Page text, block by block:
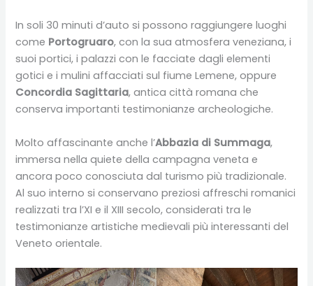
In soli 30 minuti d’auto si possono raggiungere luoghi
come Portogruaro, con la sua atmosfera veneziana, i
suoi portici, i palazzi con le facciate dagli elementi
gotici e i mulini affacciati sul fiume Lemene, oppure
Concordia Sagittaria, antica città romana che
conserva importanti testimonianze archeologiche.
Molto affascinante anche l’Abbazia di Summaga,
immersa nella quiete della campagna veneta e
ancora poco conosciuta dal turismo più tradizionale.
Al suo interno si conservano preziosi affreschi romanici
realizzati tra l’XI e il XIII secolo, considerati tra le
testimonianze artistiche medievali più interessanti del
Veneto orientale.